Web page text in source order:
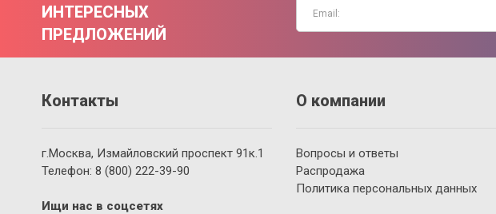
ИНТЕРЕСНЫХ
ПРЕДЛОЖЕНИЙ
Контакты
г.Москва, Измайловский проспект 91к.1
Телефон: 8 (800) 222-39-90
Ищи нас в соцсетях
О компании
Вопросы и ответы
Распродажа
Политика персональных данных